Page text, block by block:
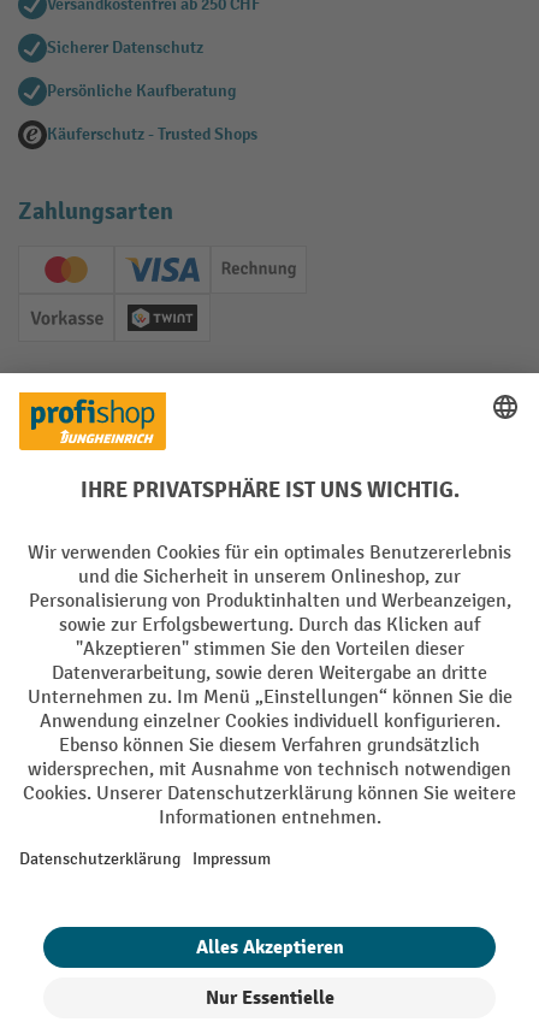
Versandkostenfrei ab 250 CHF
Sicherer Datenschutz
Persönliche Kaufberatung
Käuferschutz - Trusted Shops
Zahlungsarten
Creditcard (Master)Creditcard (Visa)
Rechnung
Vorkasse Twint
Soziale Netzwerke
Facebook
YouTube
LinkedInInstagram
Sprachen
DE FR
AGB Impressum Datenschutz Privacy Settings
Alle Preise exkl. gesetzl. Mehrwertsteuer zzgl.Versandkostenund ggf.
Nachnahmegebühren, wenn nicht anders angegeben.
¹ Der Rabatt gilt so lange der Vorrat reicht. Der Rabatt gilt nicht auf
oder Gutscheinen ist nicht möglich. | ² Der Rabatt wird einmalig bei
eingelöst werden. Die Höhe des Rabatts variiert je nach
Produktkategorie und beträgt bis zu 10 % (10 % auf Lager, Umwelt,
Heben | 7% auf Büro). Ausgenommen sind Elektro-Hubwagen,